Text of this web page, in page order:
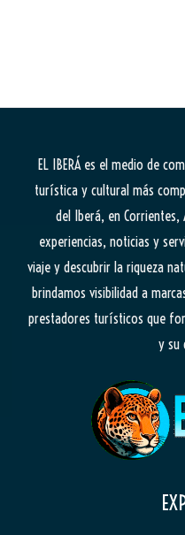
EL IBERÁes el medio de
turística y cultural más
del Iberá, en
experiencias, noticias y
viaje y descubrir la riqueza
brindamos visibilidad a
prestadores turísticos que
y su